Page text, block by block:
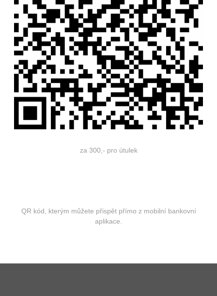
za 300,- pro útulek
QR kód, kterým můžete přispět přímo z mobilní bankovní
aplikace.